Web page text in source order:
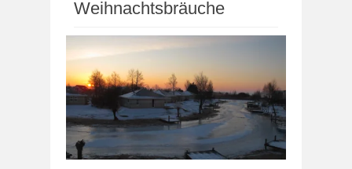
Weihnachtsbräuche